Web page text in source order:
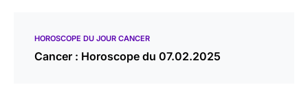
HOROSCOPE DU JOUR CANCER
Cancer : Horoscope du 07.02.2025